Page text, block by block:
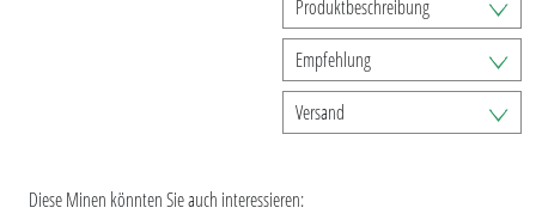
Produktbeschreibung
Empfehlung
Versand
Diese Minen könnten Sie auch interessieren: